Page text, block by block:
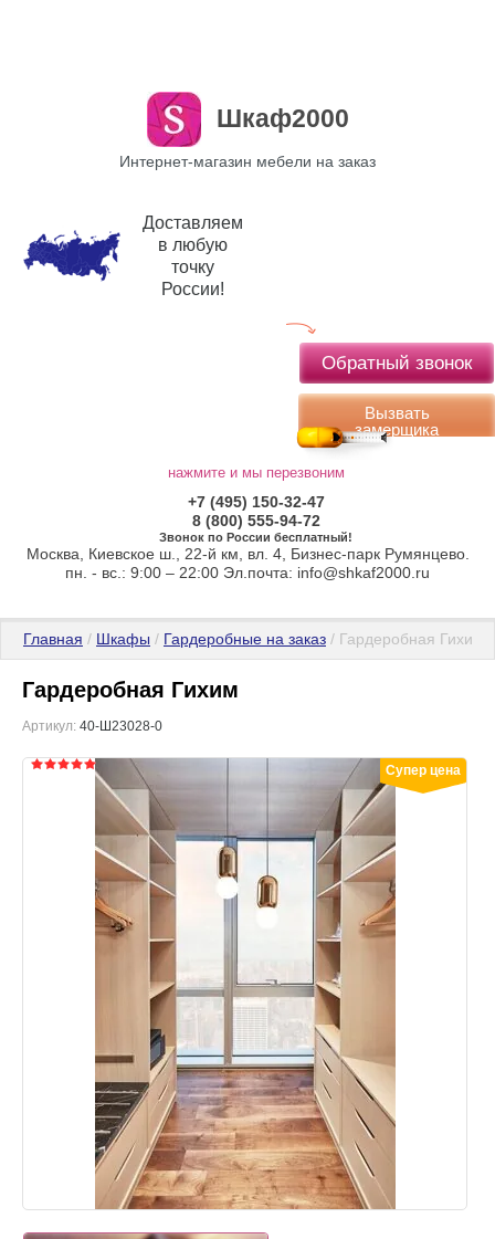
Шкаф2000
Интернет-магазин мебели на заказ
Доставляем
в любую
точку
России!
Обратный звонок
Вызвать
замерщика
нажмите и мы перезвоним
+7 (495) 150-32-47
8 (800) 555-94-72
Звонок по России бесплатный!
Москва, Киевское ш., 22-й км, вл. 4, Бизнес-парк Румянцево.
пн. - вс.: 9:00 – 22:00 Эл.почта: info@shkaf2000.ru
Главная / Шкафы / Гардеробные на заказ / Гардеробная Гихим
Гардеробная Гихим
Артикул: 40-Ш23028-0
Супер цена